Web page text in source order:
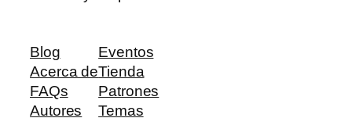
Blog
Acerca de
FAQs
Autores
Eventos
Tienda
Patrones
Temas